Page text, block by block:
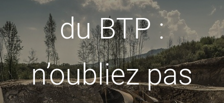
du BTP :
n’oubliez pas